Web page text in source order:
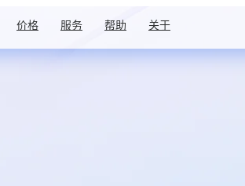
价格 服务 帮助 关于